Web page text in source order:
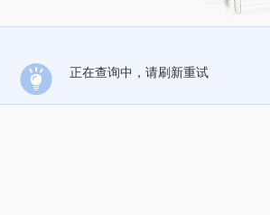
正在查询中，请刷新重试